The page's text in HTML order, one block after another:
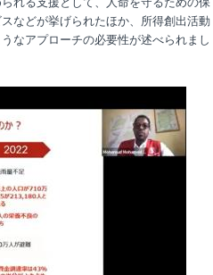
などが挙げられたほか、所得創出活動
なアプローチの必要性が述べられまし